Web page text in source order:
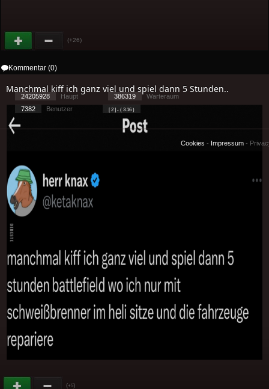
(+26)
Kommentar (0)
Manchmal kiff ich ganz viel und spiel dann 5 Stunden..
(+5)
24205928 Haupt 386319
Warteraum
7382
Benutzer [ 2 ] - ( 3.16 )
Cookies - Impressum -